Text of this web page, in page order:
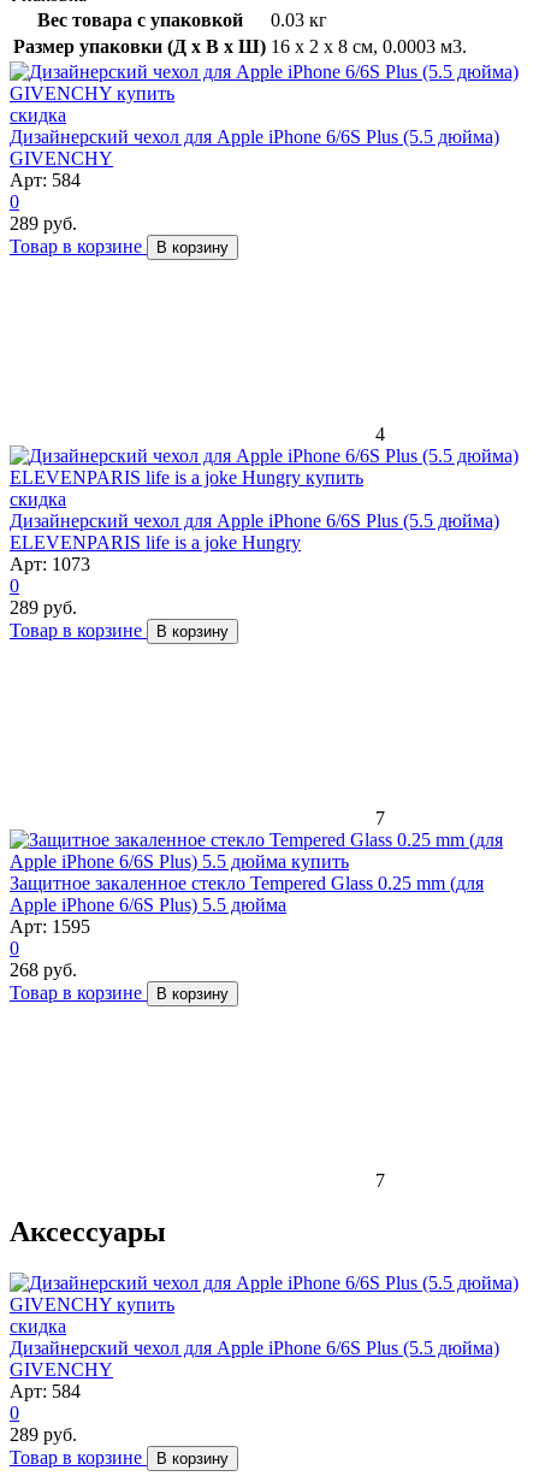
Вес товара с упаковкой
0.03 кг
Размер упаковки (Д x В x Ш) 16 x 2 x 8 см, 0.0003 м3.
скидка
Дизайнерский чехол для Apple iPhone 6/6S Plus (5.5 дюйма)
GIVENCHY
Арт: 584
0
289 руб.
Товар в корзине
В корзину
4
скидка
Дизайнерский чехол для Apple iPhone 6/6S Plus (5.5 дюйма)
ELEVENPARIS life is a joke Hungry
Арт: 1073
0
289 руб.
Товар в корзине
В корзину
7
Защитное закаленное стекло Tempered Glass 0.25 mm (для
Apple iPhone 6/6S Plus) 5.5 дюйма
Арт: 1595
0
268 руб.
Товар в корзине
В корзину
7
Аксессуары
скидка
Дизайнерский чехол для Apple iPhone 6/6S Plus (5.5 дюйма)
GIVENCHY
Арт: 584
0
289 руб.
Товар в корзине
В корзину